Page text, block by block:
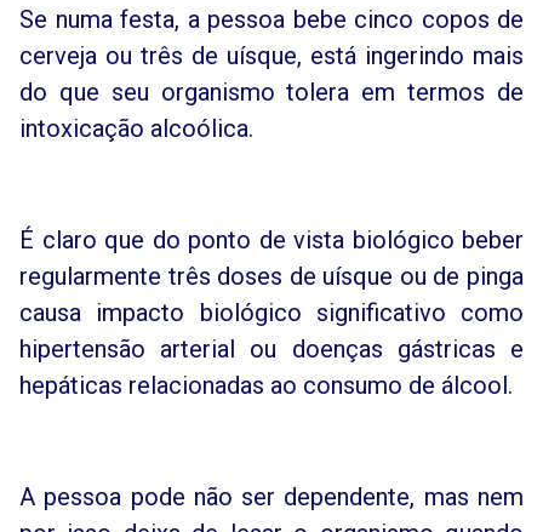
Se numa festa, a pessoa bebe cinco copos de
cerveja ou três de uísque, está ingerindo mais
do que seu organismo tolera em termos de
intoxicação alcoólica.
É claro que do ponto de vista biológico beber
regularmente três doses de uísque ou de pinga
causa impacto biológico significativo como
hipertensão arterial ou doenças gástricas e
hepáticas relacionadas ao consumo de álcool.
A pessoa pode não ser dependente, mas nem